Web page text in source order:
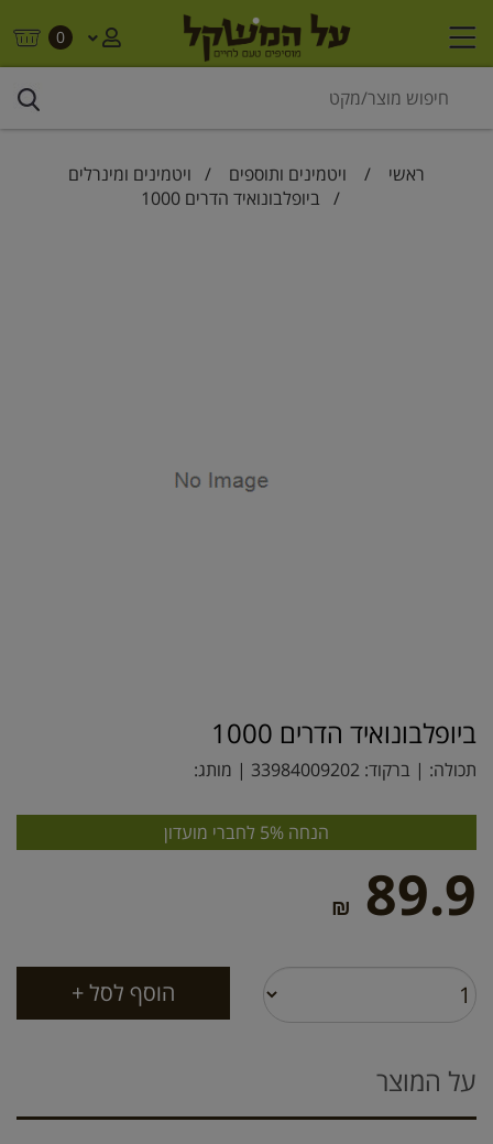
0
ראשי / ויטמינים ותוספים / ויטמינים ומינרלים
/ ביופלבונואיד הדרים 1000
ביופלבונואיד הדרים 1000
תכולה: | ברקוד: 33984009202 | מותג:
הנחה 5% לחברי מועדון
89.9
₪
על המוצר